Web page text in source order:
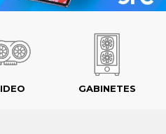
GABINETES